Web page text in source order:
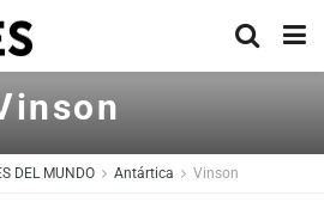
DEL MUNDO Antártica Vinson